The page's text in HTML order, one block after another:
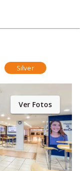
Silver
Ver Fotos